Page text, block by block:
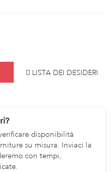
LISTA DEI DESIDERI
disponibilità
su misura. Inviaci la
con tempi,